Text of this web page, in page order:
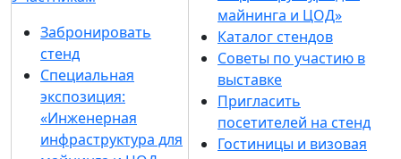
Забронировать
стенд
Специальная
экспозиция:
«Инженерная
инфраструктура для
майнинга и ЦОД»
Каталог стендов
Советы по участию в
выставке
Пригласить
посетителей на стенд
Гостиницы и визовая